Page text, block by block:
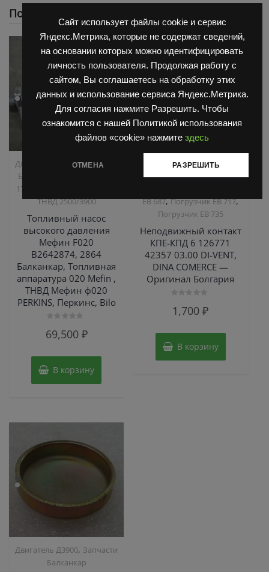
Сайт использует файлы cookie и сервис
Яндекс.Метрика, которые не содержат сведений,
на основании которых можно идентифицировать
личность пользователя. Продолжая работу с
сайтом, Вы соглашаетесь на обработку этих
данных и использование сервиса Яндекс.Метрика.
Для согласия нажмите Разрешить. Чтобы
ознакомится с нашей Политикой использования
файлов «cookie» нажмите здесь
ОТМЕНА РАЗРЕШИТЬ
Похожие
Двигатель Д3900,Запчасти
Балканкар
1792, 1788, 1794, 1784, 1786
ТНВД 2500/3900
Топливный насос
высокого давления
Мефин F020
B2642874, 2864
Балканкар, Топливная
аппаратура 020 Mefin ,
ТНВД Мефин ф020
PERKINS, Перкинс, Bilo
0
69,500 ₽
В корзину
Запчасти Балканкар
Запчасти ЕП 001 / ЕП 006 /
ЕВ 687,Погрузчик ЕВ 717,
Погрузчик ЕВ 735
Неподвижный контакт
КПЕ-КПД 6 126771
42357 03.00 DI-VENT,
DINA COMERCE —
Оригинал Болгария
0
из
1,700₽
В корзину
Двигатель Д3900, Запчасти
Балканкар